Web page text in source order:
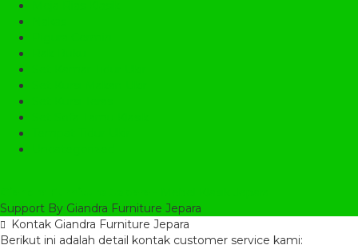
Support By Giandra Furniture Jepara
Kontak Giandra Furniture Jepara
Berikut ini adalah detail kontak customer service kami: